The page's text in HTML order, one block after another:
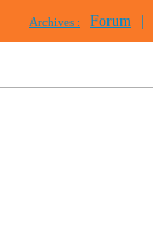
Archives : Forum